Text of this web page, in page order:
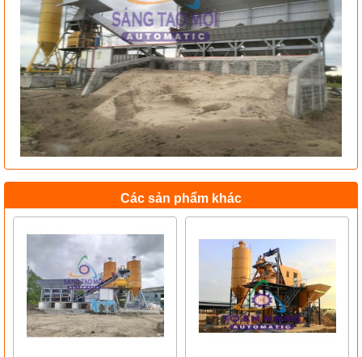
Các sản phẩm khác